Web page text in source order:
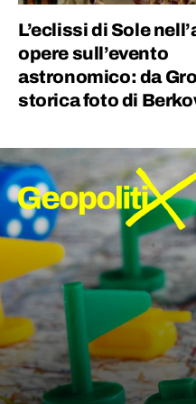
L’eclissi di Sole
opere sull’evento
astronomico: da
storica foto di